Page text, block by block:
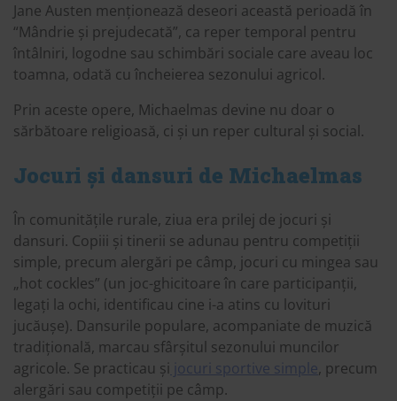
Jane Austen menționează deseori această perioadă în
“Mândrie și prejudecată”, ca reper temporal pentru
întâlniri, logodne sau schimbări sociale care aveau loc
toamna, odată cu încheierea sezonului agricol.
Prin aceste opere, Michaelmas devine nu doar o
sărbătoare religioasă, ci și un reper cultural și social.
Jocuri și dansuri de Michaelmas
În comunitățile rurale, ziua era prilej de jocuri și
dansuri. Copiii și tinerii se adunau pentru competiții
simple, precum alergări pe câmp, jocuri cu mingea sau
„hot cockles” (un joc-ghicitoare în care participanții,
legați la ochi, identificau cine i-a atins cu lovituri
jucăușe). Dansurile populare, acompaniate de muzică
tradițională, marcau sfârșitul sezonului muncilor
agricole. Se practicau și
jocuri sportive simple, precum
alergări sau competiții pe câmp.